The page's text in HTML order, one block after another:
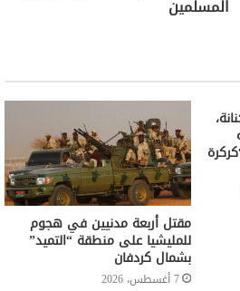
المسلمين
مقتل أربعة مدنيين في هجوم
للمليشيا على منطقة “التميد”
بشمال كردفان
7 أغسطس، 2026